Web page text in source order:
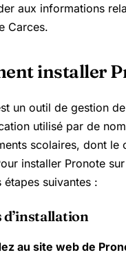
aux informations
Carces.
installer
un outil de gestion
utilisé par de
scolaires, dont le
installer Pronote
étapes suivantes :
d’installation
au site web de